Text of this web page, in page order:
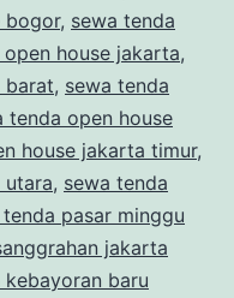
bogor, sewa tenda
house jakarta,
barat, sewa tenda
tenda open house
house jakarta timur,
utara, sewa tenda
pasar minggu
jakarta
baru